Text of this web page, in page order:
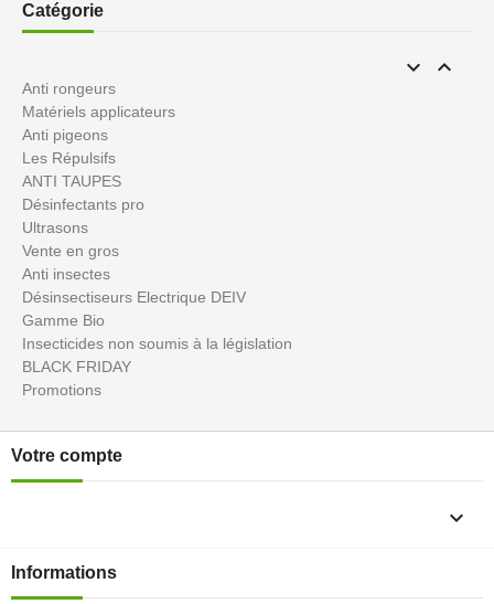
Catégorie
 
Anti rongeurs
Matériels applicateurs
Anti pigeons
Les Répulsifs
ANTI TAUPES
Désinfectants pro
Ultrasons
Vente en gros
Anti insectes
Désinsectiseurs Electrique DEIV
Gamme Bio
Insecticides non soumis à la législation
BLACK FRIDAY
Promotions
Votre compte

Informations